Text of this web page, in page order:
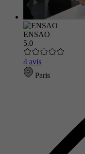
ENSAO
5.0
4 avis
Paris